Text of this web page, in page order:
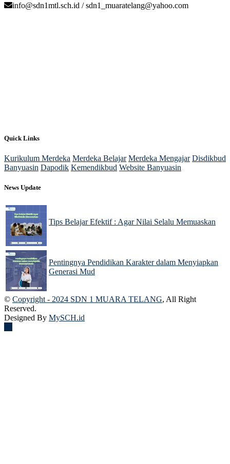
info@sdn1mtl.sch.id / sdn1_muaratelang@yahoo.com
Quick Links
Kurikulum Merdeka Merdeka Belajar Merdeka Mengajar Disdikbud
Banyuasin Dapodik Kemendikbud Website Banyuasin
News Update
Tips Belajar Efektif : Agar Nilai Selalu Memuaskan
Pentingnya Pendidikan Karakter dalam Menyiapkan
Generasi Mud
© Copyright - 2024 SDN 1 MUARA TELANG, All Right
Reserved.
Designed By MySCH.id